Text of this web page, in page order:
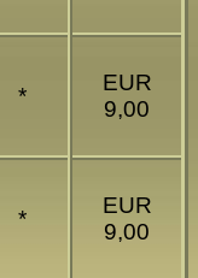
*
EUR
9,00
*
EUR
9,00